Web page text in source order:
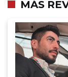
MÁS